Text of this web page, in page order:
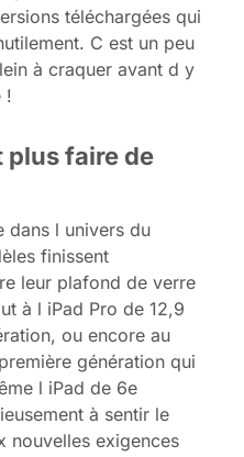
téléchargées qui
C est un peu
à craquer avant d y
!
plus faire de
dans l univers du
finissent
leur plafond de verre
à l iPad Pro de 12,9
ou encore au
génération qui
l iPad de 6e
à sentir le
nouvelles exigences